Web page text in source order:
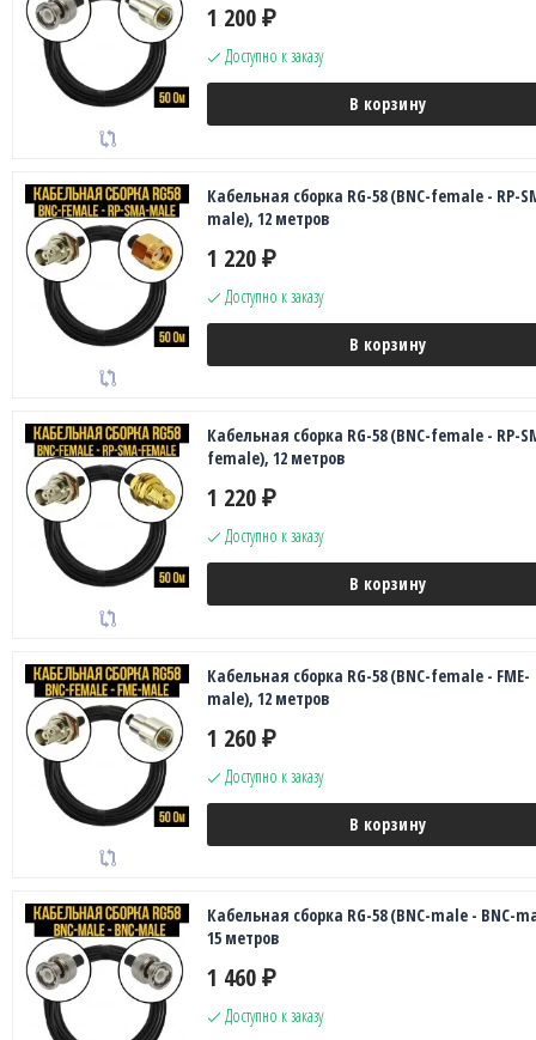
1 200 ₽
Доступно к заказу
В корзину
Кабельная сборка RG-58 (BNC-female - RP-
male), 12 метров
1 220 ₽
Доступно к заказу
В корзину
Кабельная сборка RG-58 (BNC-female - RP-
female), 12 метров
1 220 ₽
Доступно к заказу
В корзину
Кабельная сборка RG-58 (BNC-female - FME-
male), 12 метров
1 260 ₽
Доступно к заказу
В корзину
Кабельная сборка RG-58 (BNC-male - BNC-
15 метров
1 460 ₽
Доступно к заказу